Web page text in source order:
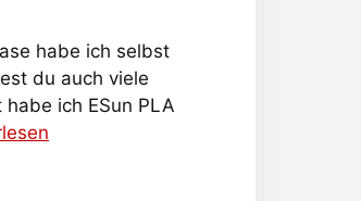
habe ich selbst
du auch viele
ich ESun PLA